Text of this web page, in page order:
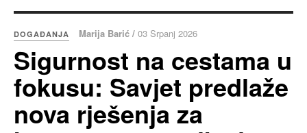
DOGAĐANJA Marija Barić / 03 Srpanj 2026
Sigurnost na cestama u
fokusu: Savjet predlaže
nova rješenja za